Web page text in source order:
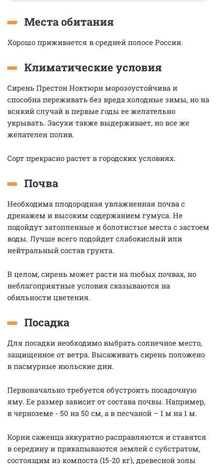
Места обитания
Хорошо приживается в средней полосе России.
Климатические условия
Сирень Престон Ноктюрн морозоустойчива и
способна переживать без вреда холодные зимы, но на
всякий случай в первые годы ее желательно
укрывать. Засухи также выдерживает, но все же
желателен полив.
Сорт прекрасно растет в городских условиях.
Почва
Необходима плодородная увлажненная почва с
дренажем и высоким содержанием гумуса. Не
подойдут затопленные и болотистые места с застоем
воды. Лучше всего подойдет слабокислый или
нейтральный состав грунта.
В целом, сирень может расти на любых почвах, но
неблагоприятные условия сказываются на
обильности цветения.
Посадка
Для посадки необходимо выбрать солнечное место,
защищенное от ветра. Высаживать сирень положено
в пасмурные июльские дни.
Первоначально требуется обустроить посадочную
яму. Ее размер зависит от состава почвы. Например,
в черноземе - 50 на 50 см, а в песчаной – 1 м на 1 м.
Корни саженца аккуратно расправляются и ставятся
в середину и прикапываются землей с субстратом,
состоящим из компоста (15-20 кг), древесной золы